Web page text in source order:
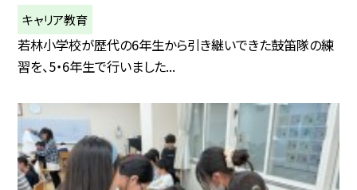
キャリア教育
若林小学校が歴代の6年生から引き継いできた鼓笛隊の練
習を、5・6年生で行いました...